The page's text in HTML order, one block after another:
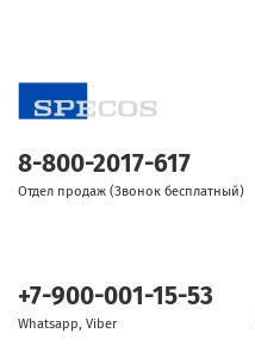
8-800-2017-617
Отдел продаж (Звонок бесплатный)
+7-900-001-15-53
Whatsapp, Viber